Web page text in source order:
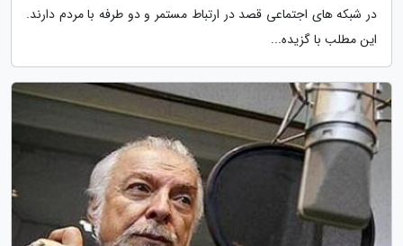
در شبکه های اجتماعی قصد در ارتباط مستمر و دو طرفه با مردم دارند.
این مطلب با گزیده...